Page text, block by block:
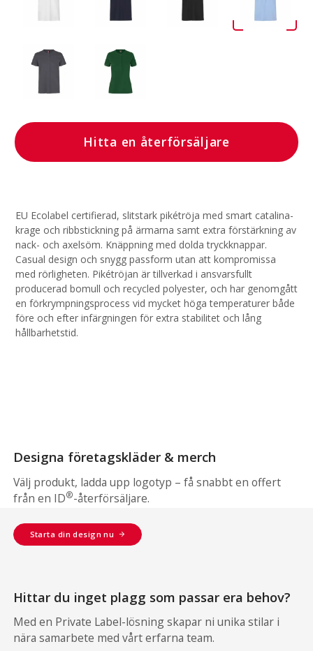
Hitta en återförsäljare
EU Ecolabel certifierad, slitstark pikétröja med smart catalina-
krage och ribbstickning på ärmarna samt extra förstärkning av
nack- och axelsöm. Knäppning med dolda tryckknappar.
Casual design och snygg passform utan att kompromissa
med rörligheten. Pikétröjan är tillverkad i ansvarsfullt
producerad bomull och recycled polyester, och har genomgått
en förkrympningsprocess vid mycket höga temperaturer både
före och efter infärgningen för extra stabilitet och lång
hållbarhetstid.
Designa företagskläder & merch
Välj produkt, ladda upp logotyp – få snabbt en offert
från en ID®-återförsäljare.
Starta din design nu
Hittar du inget plagg som passar era behov?
Med en Private Label-lösning skapar ni unika stilar i
nära samarbete med vårt erfarna team.